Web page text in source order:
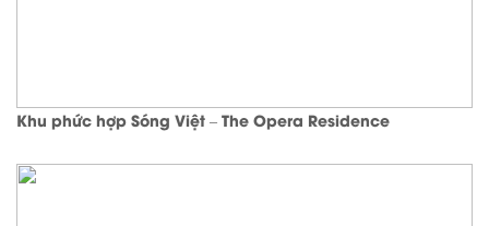
Khu phức hợp Sóng Việt – The Opera Residence